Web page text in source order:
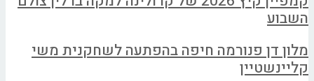
השבוע
מלון דן פנורמה חיפה בהפתעה לשחקנית משי
קליינשטיין